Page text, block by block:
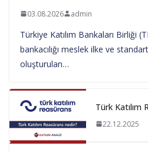
03.08.2026 admin
Türkiye Katılım Bankaları Birliği
bankacılığı meslek ilke ve
oluşturulan…
Türk Katılım
22.12.2025